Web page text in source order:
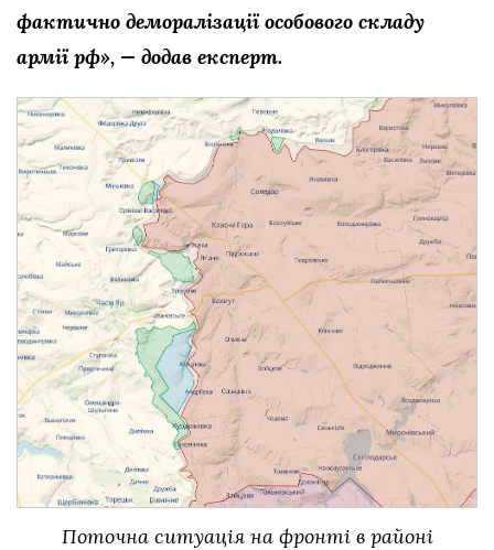
фактично деморалізації особового складу
армії рф», — додав експерт.
Поточна ситуація на фронті в районі